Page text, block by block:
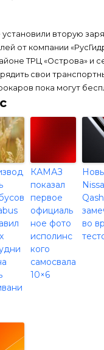
вторую
от компании
ТРЦ «Острова» и
свои
пока могут
КАМАЗ
показал
первое
официаль
ное фото
исполинс
кого
самосвала
10×6
во